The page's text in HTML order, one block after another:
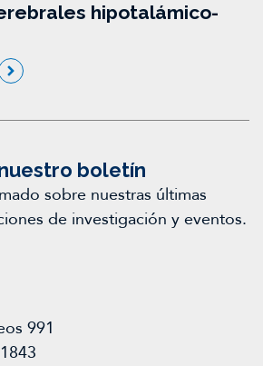
hipotalámico-
boletín
sobre nuestras últimas
de investigación y eventos.
991